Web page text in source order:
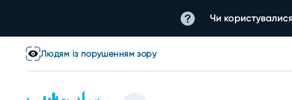
Чи
Людям із порушенням зору